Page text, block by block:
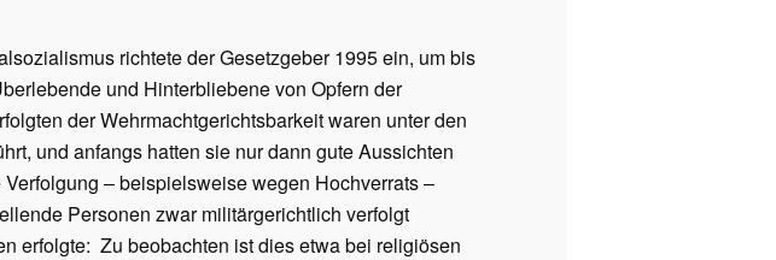
richtete der Gesetzgeber 1995 ein, um bis
und Hinterbliebene von Opfern der
der Wehrmachtgerichtsbarkeit waren unter den
und anfangs hatten sie nur dann gute Aussichten
– beispielsweise wegen Hochverrats –
Personen zwar militärgerichtlich verfolgt
erfolgte: Zu beobachten ist dies etwa bei religiösen